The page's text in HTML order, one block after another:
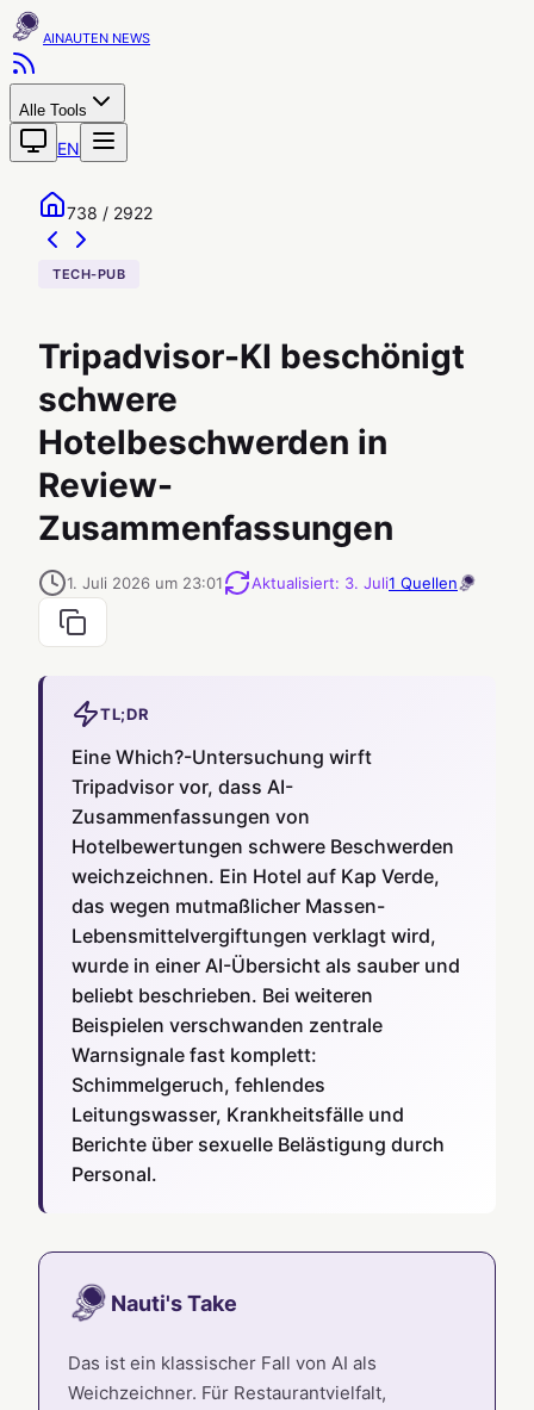
AINAUTEN
Alle Tools
EN
738 / 2922
TECH-PUB
Tripadvisor-KI beschönigt
schwere
Hotelbeschwerden in
Review-
Zusammenfassungen
1. Juli 2026 um 23:01 Aktualisiert: 3. Juli1 Quellen
TL;DR
Eine Which?-Untersuchung wirft
Tripadvisor vor, dass AI-
Zusammenfassungen von
Hotelbewertungen schwere Beschwerden
weichzeichnen. Ein Hotel auf Kap Verde,
das wegen mutmaßlicher Massen-
Lebensmittelvergiftungen verklagt wird,
wurde in einer AI-Übersicht als sauber und
beliebt beschrieben. Bei weiteren
Beispielen verschwanden zentrale
Warnsignale fast komplett:
Schimmelgeruch, fehlendes
Leitungswasser, Krankheitsfälle und
Berichte über sexuelle Belästigung durch
Personal.
Nauti's Take
Das ist ein klassischer Fall von AI als
Weichzeichner. Für Restaurantvielfalt,